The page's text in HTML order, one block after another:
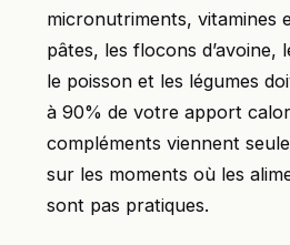
micronutriments, vitamines
pâtes, les flocons
le poisson et les légumes
à 90% de votre apport
compléments viennent
sur les moments où les
sont pas pratiques.